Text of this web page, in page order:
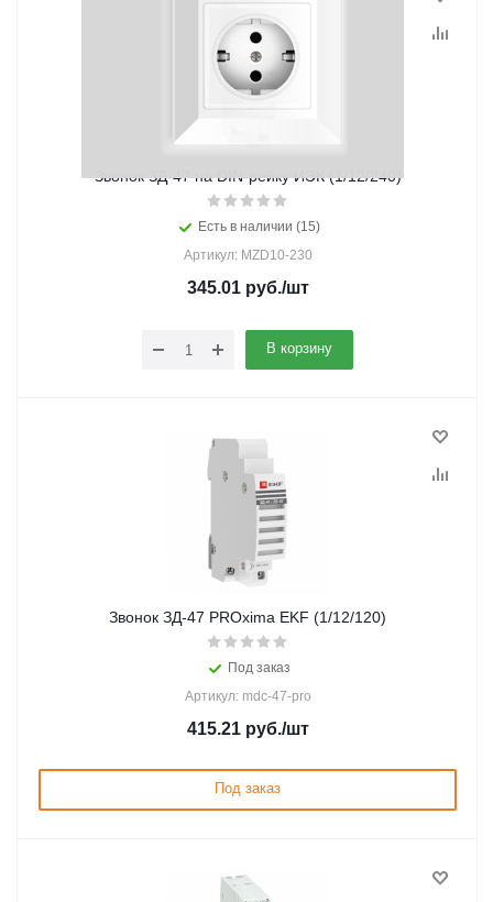
Звонок ЗД-47 на DIN-рейку ИЭК (1/12/240)
Есть в наличии (15)
Артикул: MZD10-230
345.01руб./шт
В корзину
Звонок ЗД-47 PROxima EKF (1/12/120)
Под заказ
Артикул: mdc-47-pro
415.21руб./шт
Под заказ